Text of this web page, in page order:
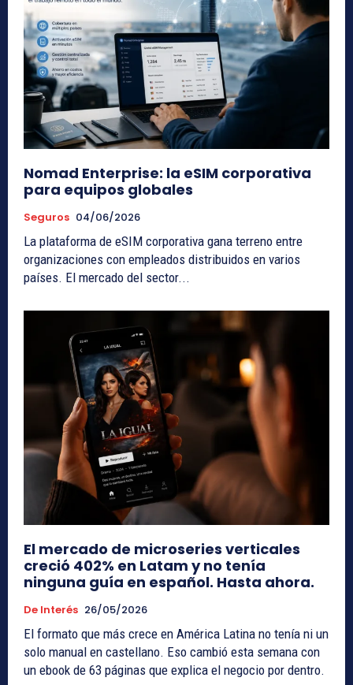
Nomad Enterprise: la eSIM corporativa
para equipos globales
Seguros 04/06/2026
La plataforma de eSIM corporativa gana terreno entre
organizaciones con empleados distribuidos en varios
países. El mercado del sector...
El mercado de microseries verticales
creció 402% en Latam y no tenía
ninguna guía en español. Hasta ahora.
De Interés 26/05/2026
El formato que más crece en América Latina no tenía ni un
solo manual en castellano. Eso cambió esta semana con
un ebook de 63 páginas que explica el negocio por dentro.